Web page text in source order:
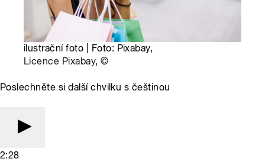
ilustrační foto | Foto: Pixabay,
Licence Pixabay,©
Poslechněte si další chvilku s češtinou
2:28